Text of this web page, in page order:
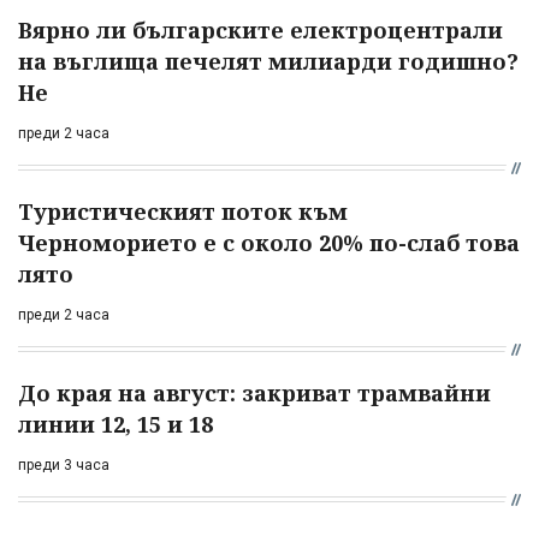
Вярно ли българските електроцентрали
на въглища печелят милиарди годишно?
Не
преди 2 часа
Туристическият поток към
Черноморието е с около 20% по-слаб това
лято
преди 2 часа
До края на август: закриват трамвайни
линии 12, 15 и 18
преди 3 часа